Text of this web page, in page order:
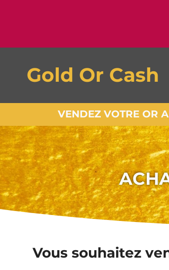
Gold Or Cash
VENDEZ VOTRE OR
Vous souhaitez